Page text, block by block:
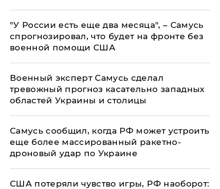
"У России есть еще два месяца", – Самусь
спрогнозировал, что будет на фронте без
военной помощи США
Военный эксперт Самусь сделал
тревожный прогноз касательно западных
областей Украины и столицы
Самусь сообщил, когда РФ может устроить
еще более массированный ракетно-
дроновый удар по Украине
США потеряли чувство игры, РФ наоборот: